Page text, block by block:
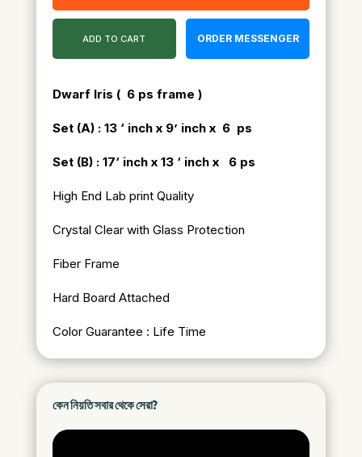
৳ 3,840.00.৳ 1,920.00.
ADD TO CART ORDER MESSENGER
Dwarf Iris ( 6 ps frame )
Set (A) : 13 ‘ inch x 9’ inch x 6 ps
Set (B) : 17‘ inch x 13 ‘ inch x 6 ps
High End Lab print Quality
Crystal Clear with Glass Protection
Fiber Frame
Hard Board Attached
Color Guarantee : Life Time
কেন নিয়তি সবার থেকে সেরা?